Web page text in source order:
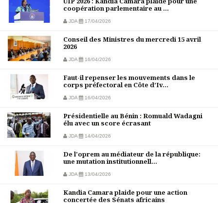
coopération parlementaire au ...
JDA 17/04/2026
Conseil des Ministres du mercredi 15 avril
2026
JDA 16/04/2026
Faut-il repenser les mouvements dans le
corps préfectoral en Côte d’Iv...
JDA 16/04/2026
Présidentielle au Bénin : Romuald Wadagni
élu avec un score écrasant
JDA 14/04/2026
De l'oprem au médiateur de la république:
une mutation institutionnell...
JDA 13/04/2026
Kandia Camara plaide pour une action
concertée des Sénats africains